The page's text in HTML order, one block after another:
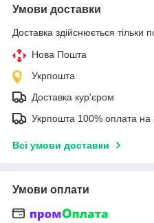
Умови доставки
Доставка здійснюється тільки
Нова Пошта
Укрпошта
Доставка кур'єром
Укрпошта 100% оплата на
Всі умови доставки
Умови оплати